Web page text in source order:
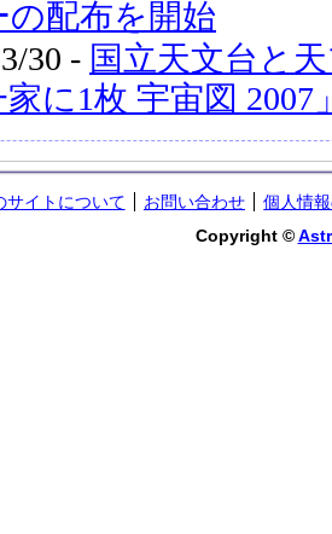
の配布を開始
30 - 国立天文台と
家に1枚 宇宙図 2007
サイトについて お問い合わせ
個人情
Copyright ©